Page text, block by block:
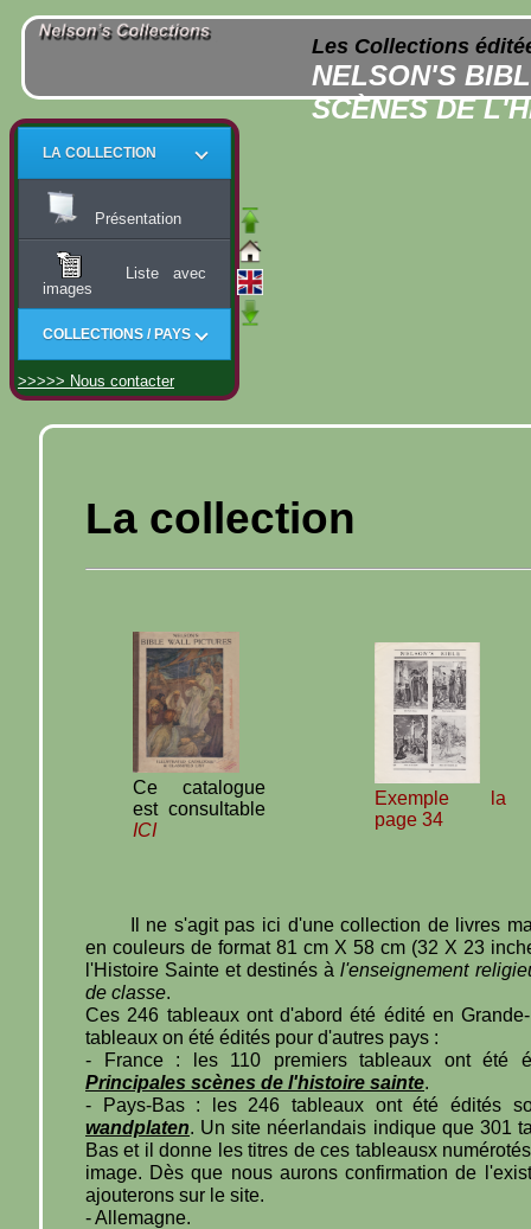
Les Collections
NELSON'S
SCÈNES DE
LA COLLECTION
Présentation
Liste avec
images
COLLECTIONS / PAYS
>>>>> Nous contacter
La collection
Ce catalogue
est consultable
ICI
Exemple la
page 34
Il ne s'agit pas ici d'une collection de livres
en couleurs de format 81 cm X 58 cm (32 X 23
l'Histoire Sainte et destinés àl'enseignement
de classe.
Ces 246 tableaux ont d'abord été édité en
tableaux on été édités pour d'autres pays :
- France : les 110 premiers tableaux ont été
Principales scènes de l'histoire sainte.
- Pays-Bas : les 246 tableaux ont été édités
wandplaten. Un site néerlandais indique que 301
Bas et il donne les titres de ces tableausx
image. Dès que nous aurons confirmation de
ajouterons sur le site.
- Allemagne.